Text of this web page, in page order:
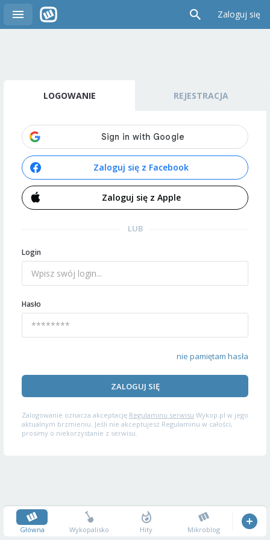
Zaloguj się
LOGOWANIE REJESTRACJA
Zaloguj się z Facebook
Zaloguj się z Apple
LUB
Login
Hasło
nie pamiętam hasła
ZALOGUJ SIĘ
Zalogowanie oznacza akceptację Regulaminu serwisu Wykop.pl w jego
aktualnym brzmieniu. Jeśli nie akceptujesz Regulaminu w całości,
prosimy o niekorzystanie z serwisu.
Główna Wykopalisko Hity Mikroblog